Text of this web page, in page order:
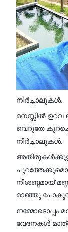
നീർച്ചാലുകൾ.
മനസ്സിൽ ഉറവ
വെറുതേ
നിർച്ചാലുകൾ.
നിശബ്ദമായ്
മാഞ്ഞു
വേദനകൾ